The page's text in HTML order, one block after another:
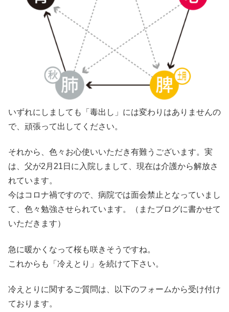
いずれにしましても「毒出し」には変わりはありませんの
で、頑張って出してください。
それから、色々お心使いいただき有難うございます。実
は、父が2月21日に入院しまして、現在は介護から解放さ
れています。
今はコロナ禍ですので、病院では面会禁止となっていまし
て、色々勉強させられています。（またブログに書かせて
いただきます）
急に暖かくなって桜も咲きそうですね。
これからも「冷えとり」を続けて下さい。
冷えとりに関するご質問は、以下のフォームから受け付け
ております。